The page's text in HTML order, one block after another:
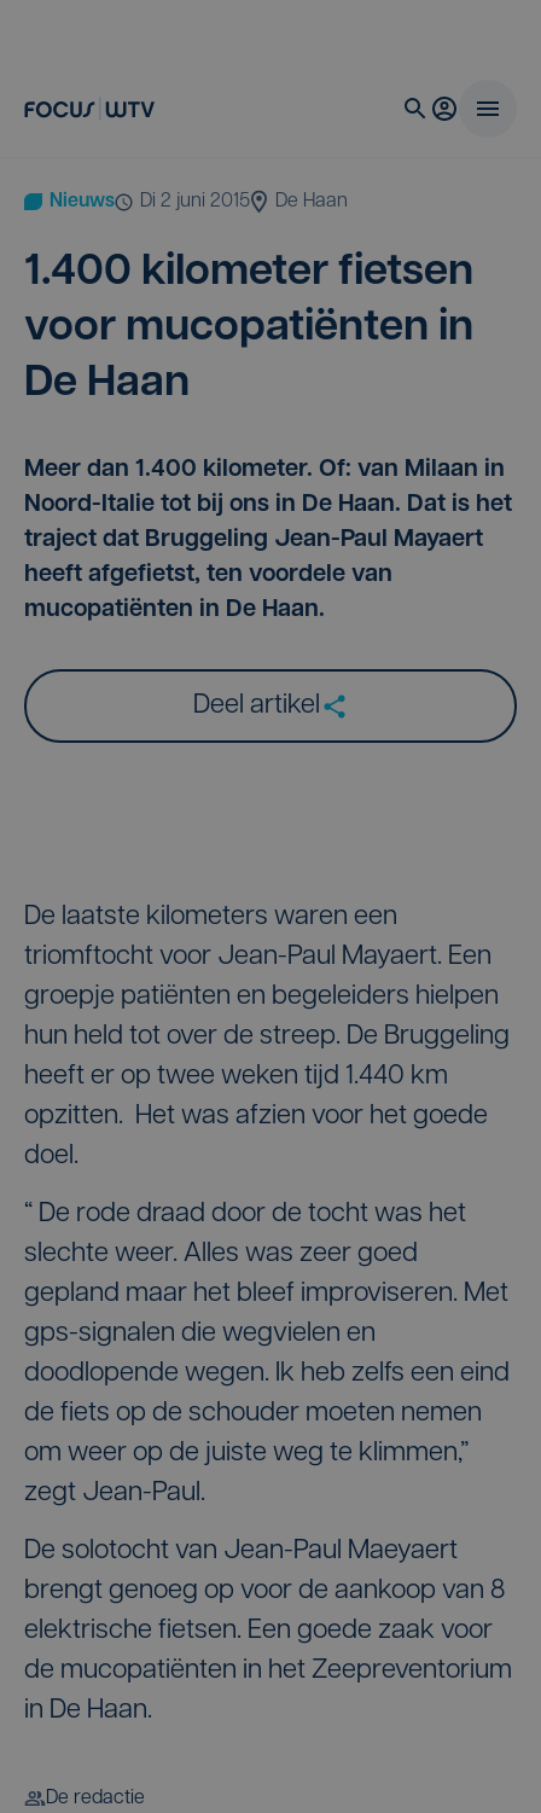
Nieuws di 2 juni 2015 De Haan
1.400 kilo­me­ter fiet­sen
voor muco­pa­ti­ën­ten in
De Haan
Meer dan 1.400 kilometer. Of: van Milaan in
Noord-Italie tot bij ons in De Haan. Dat is het
traject dat Bruggeling Jean-Paul Mayaert
heeft afgefietst, ten voordele van
mucopatiënten in De Haan.
Deel artikel
De laatste kilometers waren een
triomftocht voor Jean-Paul Mayaert. Een
groepje patiënten en begeleiders hielpen
hun held tot over de streep. De Bruggeling
heeft er op twee weken tijd 1.440 km
opzitten. Het was afzien voor het goede
doel.
“ De rode draad door de tocht was het
slechte weer. Alles was zeer goed
gepland maar het bleef improviseren. Met
gps-signalen die wegvielen en
doodlopende wegen. Ik heb zelfs een eind
de fiets op de schouder moeten nemen
om weer op de juiste weg te klimmen,”
zegt Jean-Paul.
De solotocht van Jean-Paul Maeyaert
brengt genoeg op voor de aankoop van 8
elektrische fietsen. Een goede zaak voor
de mucopatiënten in het Zeepreventorium
in De Haan.
De redactie